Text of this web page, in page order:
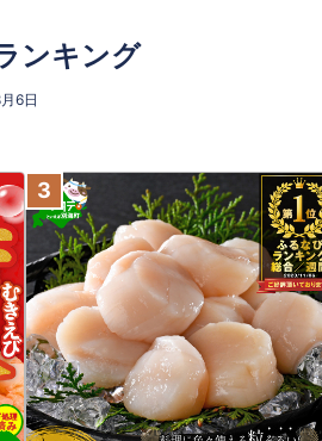
ンキング
6日